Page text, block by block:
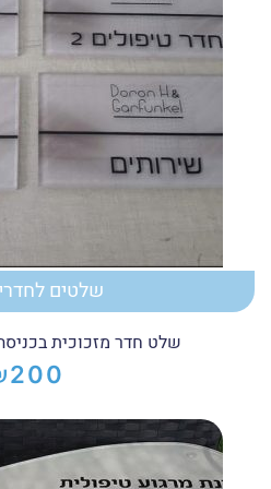
שלטים
שלט חדר מזכוכית
200